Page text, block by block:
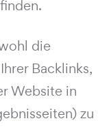
die
Backlinks,
Website in
zu